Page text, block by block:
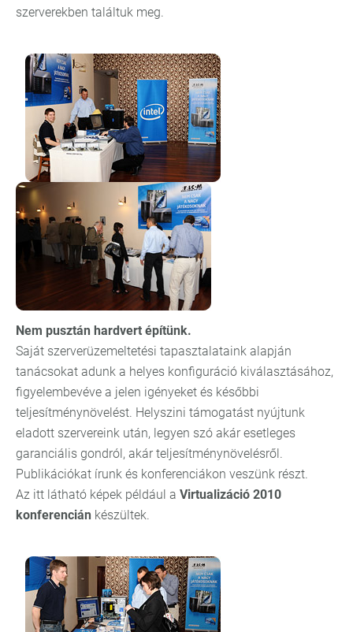
szerverekben találtuk meg.
Nem pusztán hardvert építünk.
Saját szerverüzemeltetési tapasztalataink alapján
tanácsokat adunk a helyes konfiguráció kiválasztásához,
figyelembevéve a jelen igényeket és későbbi
teljesítménynövelést. Helyszini támogatást nyújtunk
eladott szervereink után, legyen szó akár esetleges
garanciális gondról, akár teljesítménynövelésről.
Publikációkat írunk és konferenciákon veszünk részt.
Az itt látható képek például a Virtualizáció 2010
konferencián készültek.